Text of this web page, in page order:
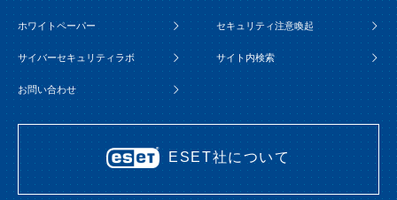
ホワイトペーパー セキュリティ注意喚起
サイバーセキュリティラボ サイト内検索
お問い合わせ
ESET社について